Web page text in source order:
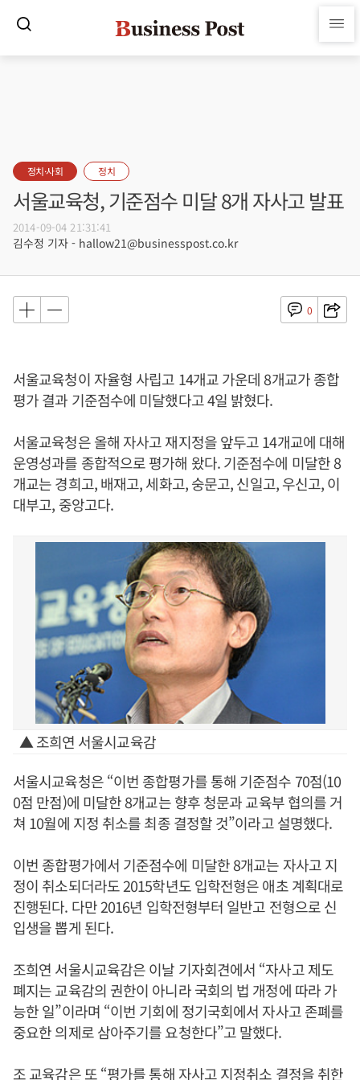
정치·사회 정치
서울교육청, 기준점수 미달 8개 자사고 발표
2014-09-04 21:31:41
김수정 기자 - hallow21@businesspost.co.kr
0
서울교육청이 자율형 사립고 14개교 가운데 8개교가 종합
평가 결과 기준점수에 미달했다고 4일 밝혔다.
서울교육청은 올해 자사고 재지정을 앞두고 14개교에 대해
운영성과를 종합적으로 평가해 왔다. 기준점수에 미달한 8
개교는 경희고, 배재고, 세화고, 숭문고, 신일고, 우신고, 이
대부고, 중앙고다.
▲ 조희연 서울시교육감
서울시교육청은 “이번 종합평가를 통해 기준점수 70점(10
0점 만점)에 미달한 8개교는 향후 청문과 교육부 협의를 거
쳐 10월에 지정 취소를 최종 결정할 것”이라고 설명했다.
이번 종합평가에서 기준점수에 미달한 8개교는 자사고 지
정이 취소되더라도 2015학년도 입학전형은 애초 계획대로
진행된다. 다만 2016년 입학전형부터 일반고 전형으로 신
입생을 뽑게 된다.
조희연 서울시교육감은 이날 기자회견에서 “자사고 제도
폐지는 교육감의 권한이 아니라 국회의 법 개정에 따라 가
능한 일”이라며 “이번 기회에 정기국회에서 자사고 존폐를
중요한 의제로 삼아주기를 요청한다”고 말했다.
조 교육감은 또 “평가를 통해 자사고 지정취소 결정을 취한